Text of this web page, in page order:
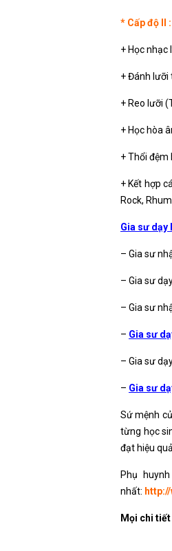
* Cấp độ II :
+ Học nhạc
+ Đánh lưỡi
+ Reo lưỡi
+ Học hòa
+ Thổi đệm
+ Kết hợp
Rock,
Gia sư dạy
– Gia sư
– Gia sư
– Gia sư
– Gia sư
– Gia sư
– Gia sư
Sứ mệnh
từng học
đạt hiệu
Phụ
nhất:
Mọi chi